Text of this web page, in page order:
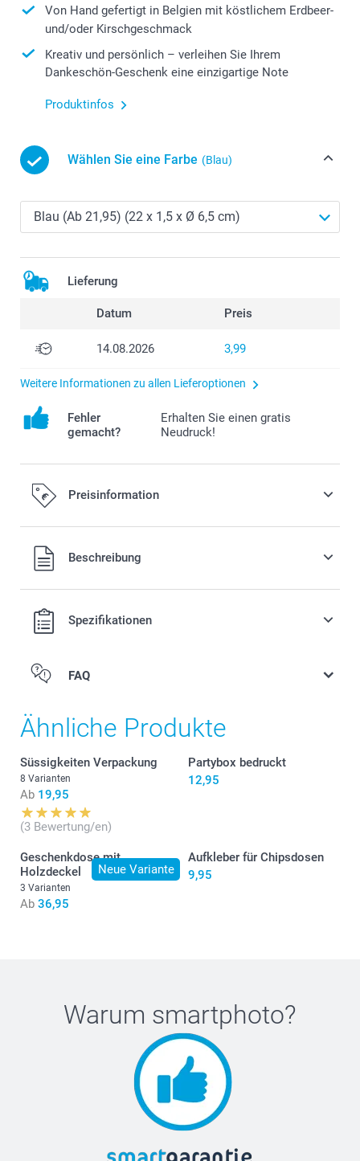
Von Hand gefertigt in Belgien mit köstlichem Erdbeer-
und/oder Kirschgeschmack
Kreativ und persönlich – verleihen Sie Ihrem
Dankeschön-Geschenk eine einzigartige Note
Produktinfos
Wählen Sie eine Farbe (Blau)
Lieferung
Datum Preis
14.08.2026 3,99
Weitere Informationen zu allen Lieferoptionen
Fehler
gemacht?
Erhalten Sie einen gratis
Neudruck!
Preisinformation
Alle Preise verstehen sich in EURO (€) inkl. MwSt. und zzgl.
Versandkosten.Beschreibung
Spezifikationen
FAQ
Ähnliche Produkte
Süssigkeiten Verpackung
8 Varianten
Ab 19,95
(3 Bewertung/en)
Partybox bedruckt
12,95
Neue Variante
Geschenkdose mit
Holzdeckel
3 Varianten
Ab 36,95
Aufkleber für Chipsdosen
9,95
Warum smartphoto?